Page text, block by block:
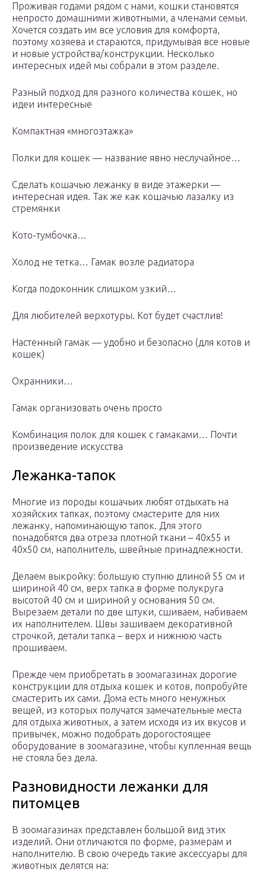
Проживая годами рядом с нами, кошки становятся
непросто домашними животными, а членами семьи.
Хочется создать им все условия для комфорта,
поэтому хозяева и стараются, придумывая все новые
и новые устройства/конструкции. Несколько
интересных идей мы собрали в этом разделе.
Разный подход для разного количества кошек, но
идеи интересные
Компактная «многоэтажка»
Полки для кошек — название явно неслучайное…
Сделать кошачью лежанку в виде этажерки —
интересная идея. Так же как кошачью лазалку из
стремянки
Кото-тумбочка…
Холод не тетка… Гамак возле радиатора
Когда подоконник слишком узкий…
Для любителей верхотуры. Кот будет счастлив!
Настенный гамак — удобно и безопасно (для котов и
кошек)
Охранники…
Гамак организовать очень просто
Комбинация полок для кошек с гамаками… Почти
произведение искусства
Лежанка-тапок
Многие из породы кошачьих любят отдыхать на
хозяйских тапках, поэтому смастерите для них
лежанку, напоминающую тапок. Для этого
понадобятся два отреза плотной ткани – 40х55 и
40х50 см, наполнитель, швейные принадлежности.
Делаем выкройку: большую ступню длиной 55 см и
шириной 40 см, верх тапка в форме полукруга
высотой 40 см и шириной у основания 50 см.
Вырезаем детали по две штуки, сшиваем, набиваем
их наполнителем. Швы зашиваем декоративной
строчкой, детали тапка – верх и нижнюю часть
прошиваем.
Прежде чем приобретать в зоомагазинах дорогие
конструкции для отдыха кошек и котов, попробуйте
смастерить их сами. Дома есть много ненужных
вещей, из которых получатся замечательные места
для отдыха животных, а затем исходя из их вкусов и
привычек, можно подобрать дорогостоящее
оборудование в зоомагазине, чтобы купленная вещь
не стояла без дела.
Разновидности лежанки для
питомцев
В зоомагазинах представлен большой вид этих
изделий. Они отличаются по форме, размерам и
наполнителю. В свою очередь такие аксессуары для
животных делятся на: